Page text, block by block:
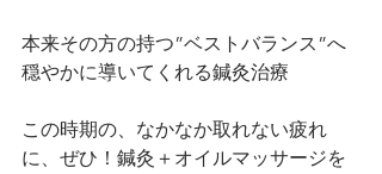
本来その方の持つ”ベストバランス”へ
穏やかに導いてくれる鍼灸治療️
この時期の、なかなか取れない疲れ
に、ぜひ！鍼灸＋オイルマッサージを